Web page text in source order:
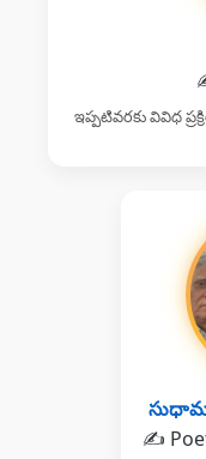
ఇప్పటివరకు వివిధ
సుధామ
✍️